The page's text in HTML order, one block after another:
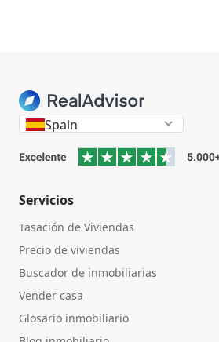
Spain
Servicios
Tasación de Viviendas
Precio de viviendas
Buscador de inmobiliarias
Vender casa
Glosario inmobiliario